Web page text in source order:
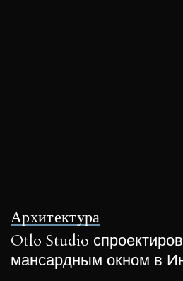
Архитектура
Otlo Studio
мансардным окном в